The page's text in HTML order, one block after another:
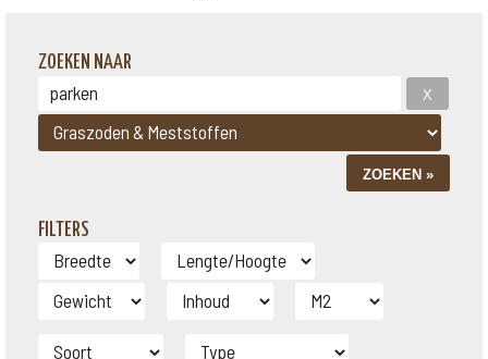
ZOEKEN NAAR
FILTERS